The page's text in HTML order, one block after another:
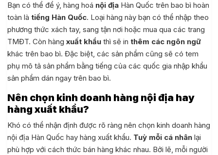
Bạn có thể để ý, hàng hoá nội địa Hàn Quốc trên bao bì hoàn
toàn là tiếng Hàn Quốc. Loại hàng này bạn có thể nhập theo
phương thức xách tay, sang tận nơi hoặc mua qua các trang
TMĐT. Còn hàng xuất khẩu thì sẽ in thêm các ngôn ngữ
khác trên bao bì. Đặc biệt, các sản phẩm cũng sẽ có tem
phụ mô tả sản phẩm bằng tiếng của các quốc gia nhập khẩu
sản phẩm dán ngay trên bao bì.
Nên chọn kinh doanh hàng nội địa hay
hàng xuất khẩu?
Khó có thể nhận định được rõ ràng nên chọn kinh doanh hàng
nội địa Hàn Quốc hay hàng xuất khẩu. Tuỳ mỗi cá nhân lại
phù hợp với cách thức bán hàng khác nhau. Bởi lẽ, mỗi người